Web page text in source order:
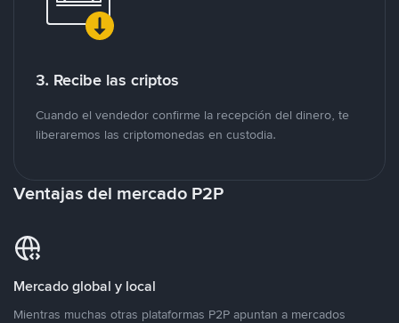
3. Recibe las criptos
Cuando el vendedor confirme la recepción del dinero, te
liberaremos las criptomonedas en custodia.
Ventajas del mercado P2P
Mercado global y local
Mientras muchas otras plataformas P2P apuntan a mercados